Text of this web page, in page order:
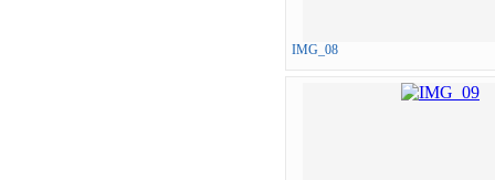
IMG_08